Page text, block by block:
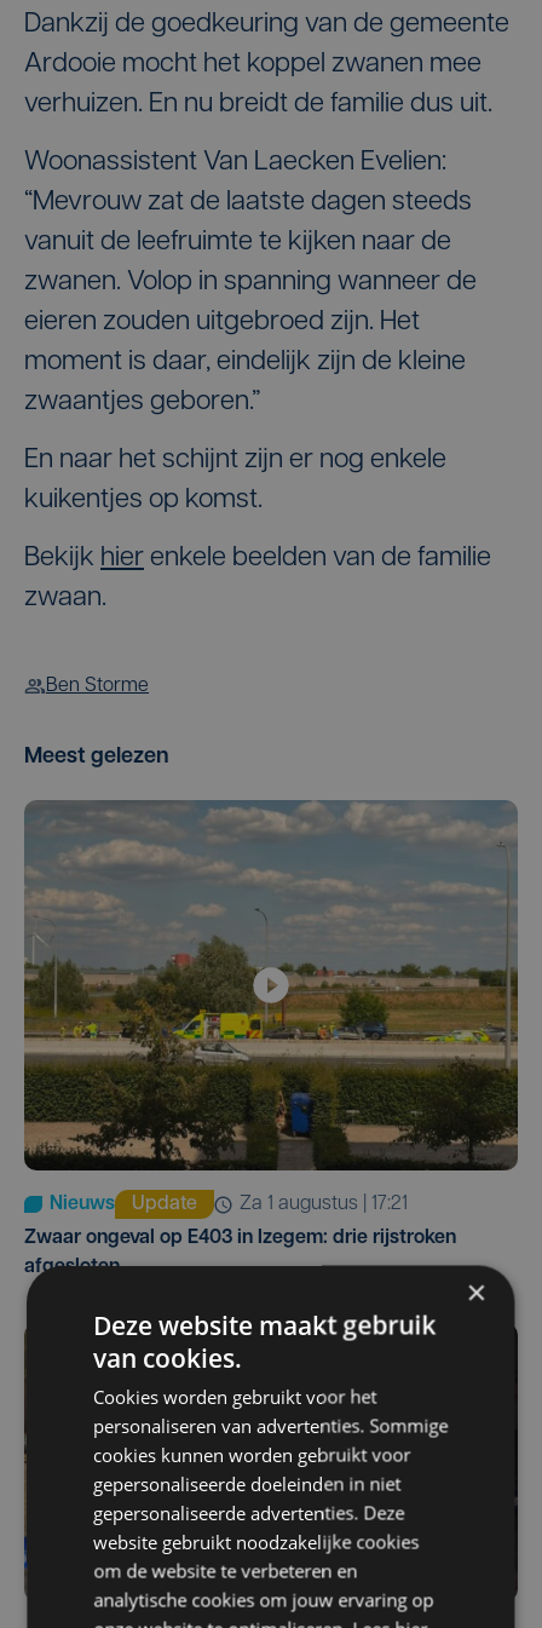
Dankzij de goedkeuring van de gemeente
Ardooie mocht het koppel zwanen mee
verhuizen. En nu breidt de familie dus uit.
Woonassistent Van Laecken Evelien:
“Mevrouw zat de laatste dagen steeds
vanuit de leefruimte te kijken naar de
zwanen. Volop in spanning wanneer de
eieren zouden uitgebroed zijn. Het
moment is daar, eindelijk zijn de kleine
zwaantjes geboren.”
En naar het schijnt zijn er nog enkele
kuikentjes op komst.
Bekijk hier enkele beelden van de familie
zwaan.
Ben Storme
Meest gelezen
Nieuws Update
za 1 augustus | 17:21
Zwaar ongeval op E403 in Izegem: drie rijstroken
afgesloten
×
Deze website maakt gebruik
van cookies.
Cookies worden gebruikt voor het
personaliseren van advertenties. Sommige
cookies kunnen worden gebruikt voor
gepersonaliseerde doeleinden in niet
gepersonaliseerde advertenties. Deze
website gebruikt noodzakelijke cookies
om de website te verbeteren en
analytische cookies om jouw ervaring op